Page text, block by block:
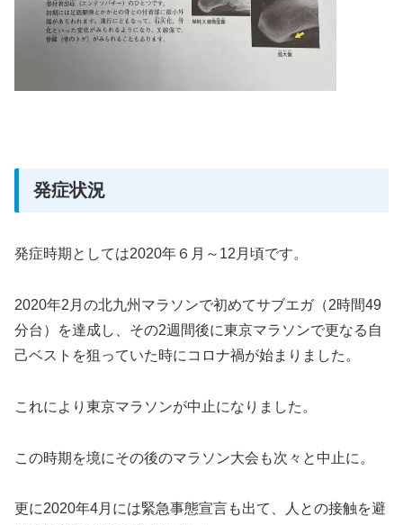
発症状況
発症時期としては2020年６月～12月頃です。
2020年2月の北九州マラソンで初めてサブエガ（2時間49
分台）を達成し、その2週間後に東京マラソンで更なる自
己ベストを狙っていた時にコロナ禍が始まりました。
これにより東京マラソンが中止になりました。
この時期を境にその後のマラソン大会も次々と中止に。
更に2020年4月には緊急事態宣言も出て、人との接触を避